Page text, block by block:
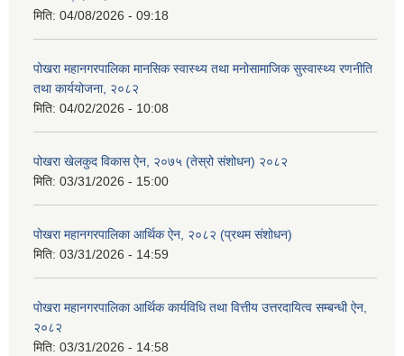
मिति: 04/08/2026 - 09:18
पोखरा महानगरपालिका मानसिक स्वास्थ्य तथा मनोसामाजिक सुस्वास्थ्य रणनीति
तथा कार्ययोजना, २०८२
मिति: 04/02/2026 - 10:08
पोखरा खेलकुद विकास ऐन, २०७५ (तेस्रो संशोधन) २०८२
मिति: 03/31/2026 - 15:00
पोखरा महानगरपालिका आर्थिक ऐन, २०८२ (प्रथम संशोधन)
मिति: 03/31/2026 - 14:59
पोखरा महानगरपालिका आर्थिक कार्यविधि तथा वित्तीय उत्तरदायित्व सम्बन्धी ऐन,
२०८२
मिति: 03/31/2026 - 14:58